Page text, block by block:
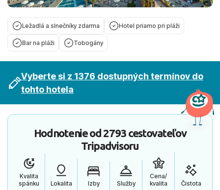
Ležadlá a slnečníky zdarma Hotel priamo pri pláži
Bar na pláži Tobogány
Vyberte si z 1376 dostupných termínov do
tohto hotela
Hodnotenie od2793 cestovateľov
Tripadvisoru
Kvalita
spánku
Lokalita Izby Služby
Cena/
kvalita
Čistota